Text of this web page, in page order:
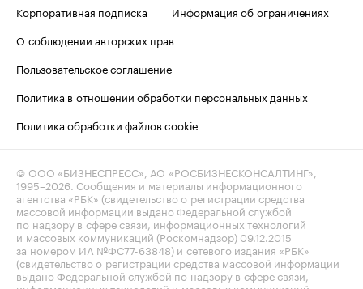
Корпоративная подписка
Информация об ограничениях
О соблюдении авторских прав
Пользовательское соглашение
Политика в отношении обработки персональных данных
Политика обработки файлов cookie
© ООО «БИЗНЕСПРЕСС», АО «РОСБИЗНЕСКОНСАЛТИНГ»,
1995–2026 . Сообщения и материалы информационного
агентства «РБК» (свидетельство о регистрации средства
массовой информации выдано Федеральной службой
по надзору в сфере связи, информационных технологий
и массовых коммуникаций (Роскомнадзор) 09.12.2015
за номером ИА №ФС77-63848) и сетевого издания «РБК»
(свидетельство о регистрации средства массовой информации
выдано Федеральной службой по надзору в сфере связи,